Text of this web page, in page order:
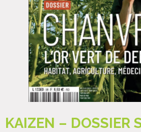
KAIZEN – DOSSIER